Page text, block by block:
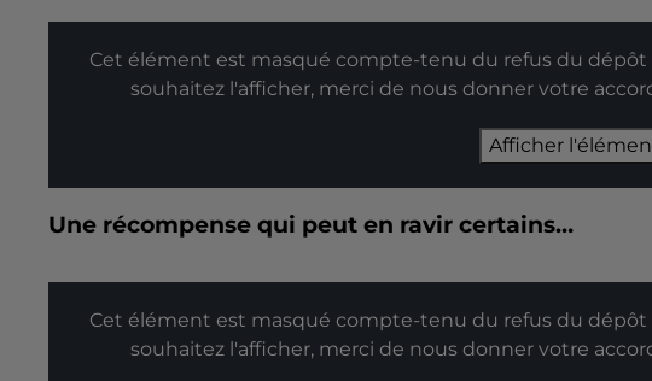
Cet élément est masqué compte-tenu du refus du dépôt
souhaitez l'afficher, merci de nous donner votre
Afficher
Une récompense qui peut en ravir certains…
Cet élément est masqué compte-tenu du refus du dépôt
souhaitez l'afficher, merci de nous donner votre